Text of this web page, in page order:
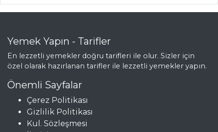
Tekke Çorbası
Acılı Soğuk
Avokado Çorbası
Çorbalar Tüm
Tarifleri
PILAV VE
Yemek Yapın - Tarifler
En lezzetli yemekler doğru tarifleri ile olur. Sizler için
özel olarak hazırlanan tarifler ile lezzetli yemekler yapın.
Önemli Sayfalar
Çerez Politikası
Gizlilik Politikası
Kul. Sözleşmesi